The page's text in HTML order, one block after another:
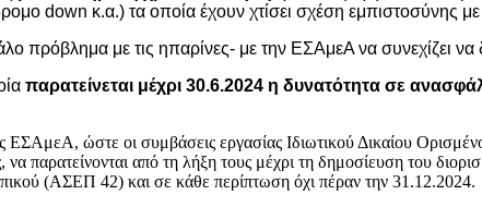
down κ.α.) τα οποία έχουν χτίσει σχέση εμπιστοσύνης
πρόβλημα με τις ηπαρίνες- με την ΕΣΑμεΑ να συνεχίζει να
παρατείνεται μέχρι 30.6.2024 η δυνατότητα σε
ΕΣΑμεΑ, ώστε οι συμβάσεις εργασίας Ιδιωτικού Δικαίου
παρατείνονται από τη λήξη τους μέχρι τη δημοσίευση του
(ΑΣΕΠ 42) και σε κάθε περίπτωση όχι πέραν την 31.12.2024.